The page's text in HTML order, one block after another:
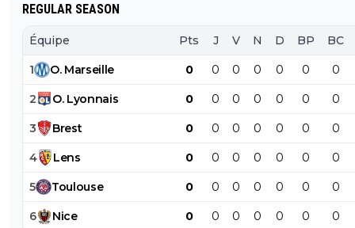
REGULAR SEASON
Équipe Pts J V N D BP BC
1 O. Marseille 0 0 0 0 0 0 0
2 O. Lyonnais 0 0 0 0 0 0 0
3 Brest 0 0 0 0 0 0 0
4 Lens 0 0 0 0 0 0 0
5 Toulouse 0 0 0 0 0 0 0
6 Nice 0 0 0 0 0 0 0